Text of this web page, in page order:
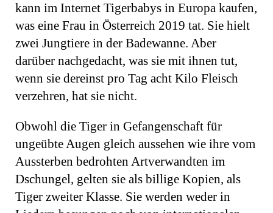
kann im Internet Tigerbabys in Europa kaufen,
was eine Frau in Österreich 2019 tat. Sie hielt
zwei Jung­tiere in der Badewanne. Aber
darüber nachgedacht, was sie mit ihnen tut,
wenn sie dereinst pro Tag acht Kilo Fleisch
verzehren, hat sie nicht.
Obwohl die Tiger in Gefangenschaft für
ungeübte Augen gleich aussehen wie ihre vom
Aussterben bedrohten Artverwandten im
Dschungel, gelten sie als billige Kopien, als
Tiger zweiter Klasse. Sie werden weder in